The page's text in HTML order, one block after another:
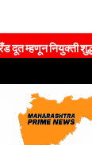
पाण्याच्या